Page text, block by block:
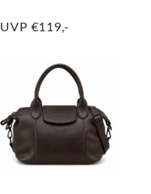
UVP €119,-